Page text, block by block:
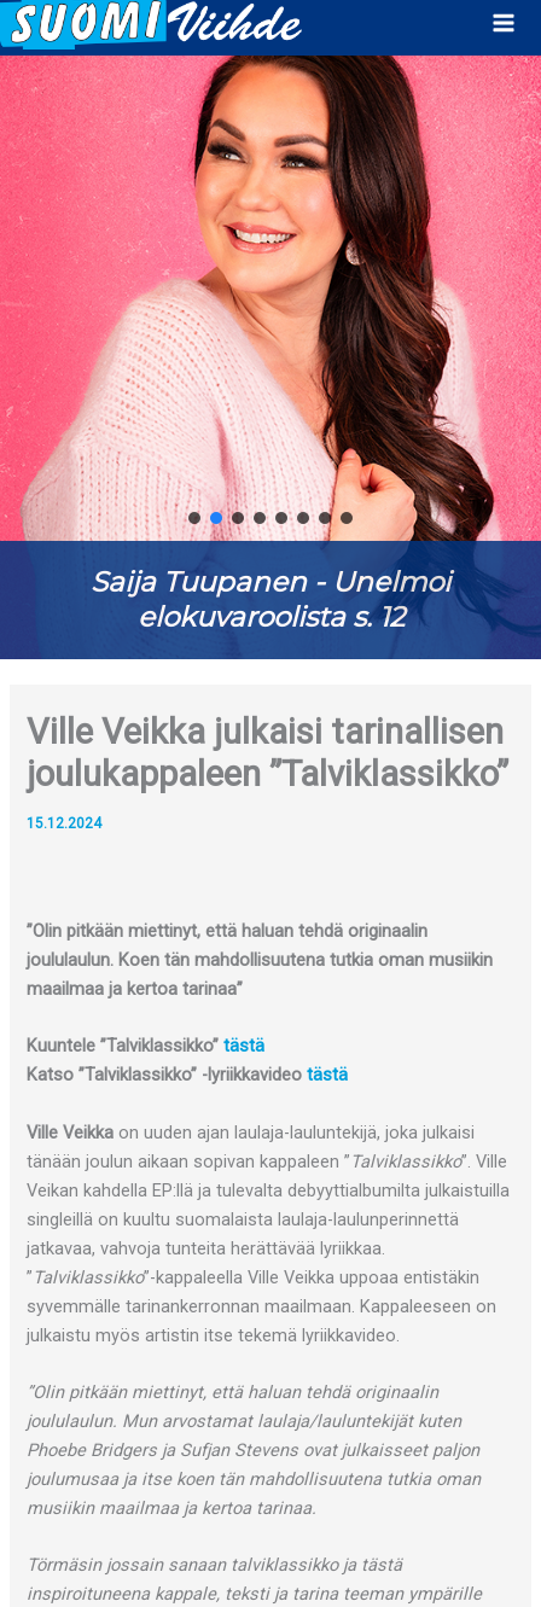
Saija Tuupanen - Unelmoi
elokuvaroolista s. 12
Ville Veikka julkaisi tarinallisen
joulukappaleen ”Talviklassikko”
15.12.2024
”Olin pitkään miettinyt, että haluan tehdä originaalin
joululaulun. Koen tän mahdollisuutena tutkia oman musiikin
maailmaa ja kertoa tarinaa”
Kuuntele ”Talviklassikko”tästä
Katso ”Talviklassikko” -lyriikkavideotästä
Ville Veikka on uuden ajan laulaja-lauluntekijä, joka julkaisi
tänään joulun aikaan sopivan kappaleen ” Talviklassikko”. Ville
Veikan kahdella EP:llä ja tulevalta debyyttialbumilta julkaistuilla
singleillä on kuultu suomalaista laulaja-laulunperinnettä
jatkavaa, vahvoja tunteita herättävää lyriikkaa.
” Talviklassikko”-kappaleella Ville Veikka uppoaa entistäkin
syvemmälle tarinankerronnan maailmaan. Kappaleeseen on
julkaistu myös artistin itse tekemä lyriikkavideo.
”Olin pitkään miettinyt, että haluan tehdä originaalin
joululaulun. Mun arvostamat laulaja/lauluntekijät kuten
Phoebe Bridgers ja Sufjan Stevens ovat julkaisseet paljon
joulumusaa ja itse koen tän mahdollisuutena tutkia oman
musiikin maailmaa ja kertoa tarinaa.
Törmäsin jossain sanaan talviklassikko ja tästä
inspiroituneena kappale, teksti ja tarina teeman ympärille